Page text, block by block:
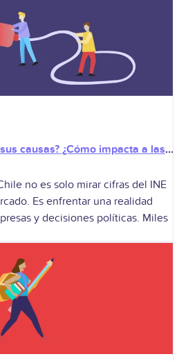
causas? ¿Cómo impacta a las
no es solo mirar cifras del INE
Es enfrentar una realidad
y decisiones políticas. Miles